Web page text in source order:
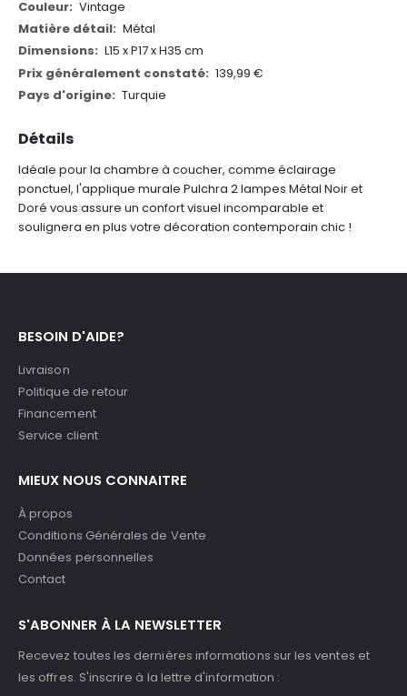
Détails
Idéale pour la chambre à coucher, comme éclairage
ponctuel, l'applique murale Pulchra 2 lampes Métal Noir et
Doré vous assure un confort visuel incomparable et
soulignera en plus votre décoration contemporain chic !
Vintage
Métal
L15 x P17 x H35 cm
139,99 €
Turquie
BESOIN D'AIDE?
Livraison
Politique de retour
Financement
Service client
MIEUX NOUS CONNAITRE
À propos
Conditions Générales de Vente
Données personnelles
Contact
S'ABONNER À LA NEWSLETTER
Recevez toutes les dernières informations sur les ventes et
les offres. S'inscrire à la lettre d'information :